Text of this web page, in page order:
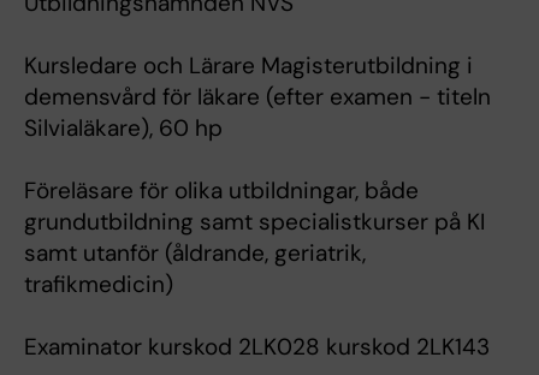
Kursledare och Lärare Magisterutbildning i
demensvård för läkare (efter examen - titeln
Silvialäkare), 60 hp
Föreläsare för olika utbildningar, både
grundutbildning samt specialistkurser på KI
samt utanför (åldrande, geriatrik,
trafikmedicin)
Examinator kurskod 2LK028 kurskod 2LK143